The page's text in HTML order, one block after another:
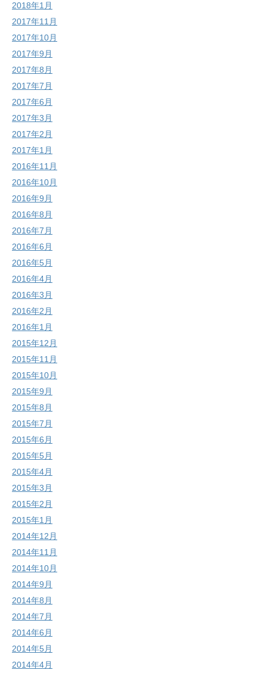
2018年1月
2017年11月
2017年10月
2017年9月
2017年8月
2017年7月
2017年6月
2017年3月
2017年2月
2017年1月
2016年11月
2016年10月
2016年9月
2016年8月
2016年7月
2016年6月
2016年5月
2016年4月
2016年3月
2016年2月
2016年1月
2015年12月
2015年11月
2015年10月
2015年9月
2015年8月
2015年7月
2015年6月
2015年5月
2015年4月
2015年3月
2015年2月
2015年1月
2014年12月
2014年11月
2014年10月
2014年9月
2014年8月
2014年7月
2014年6月
2014年5月
2014年4月